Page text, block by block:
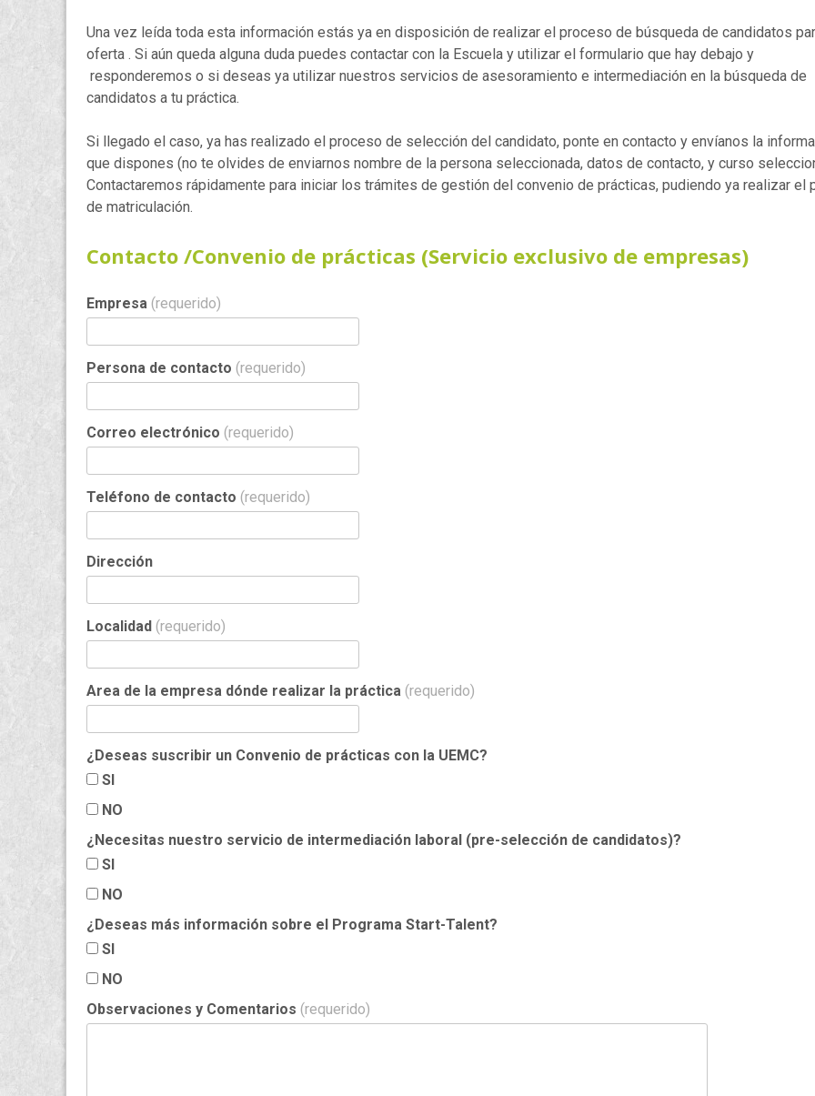
Una vez leída toda esta información estás ya en disposición de realizar el proceso de búsqueda de candidatos
oferta . Si aún queda alguna duda puedes contactar con la Escuela y utilizar el formulario que hay debajo y
responderemos o si deseas ya utilizar nuestros servicios de asesoramiento e intermediación en la búsqueda de
candidatos a tu práctica.
Si llegado el caso, ya has realizado el proceso de selección del candidato, ponte en contacto y envíanos la
que dispones (no te olvides de enviarnos nombre de la persona seleccionada, datos de contacto, y curso
Contactaremos rápidamente para iniciar los trámites de gestión del convenio de prácticas, pudiendo ya realizar el
de matriculación.
Contacto /Convenio de prácticas (Servicio exclusivo de empresas)
Empresa (requerido)
Persona de contacto (requerido)
Correo electrónico (requerido)
Teléfono de contacto (requerido)
Dirección
Localidad (requerido)
Area de la empresa dónde realizar la práctica (requerido)
¿Deseas suscribir un Convenio de prácticas con la UEMC?
SI
NO
¿Necesitas nuestro servicio de intermediación laboral (pre-selección de candidatos)?
SI
NO
¿Deseas más información sobre el Programa Start-Talent?
SI
NO
Observaciones y Comentarios (requerido)